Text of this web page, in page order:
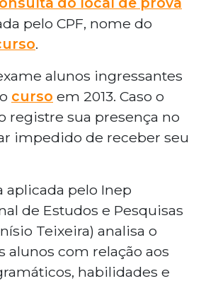
pelo CPF, nome do
.
alunos ingressantes
curso em 2013. Caso o
registre sua presença no
impedido de receber seu
aplicada pelo Inep
de Estudos e Pesquisas
Teixeira) analisa o
alunos com relação aos
habilidades e